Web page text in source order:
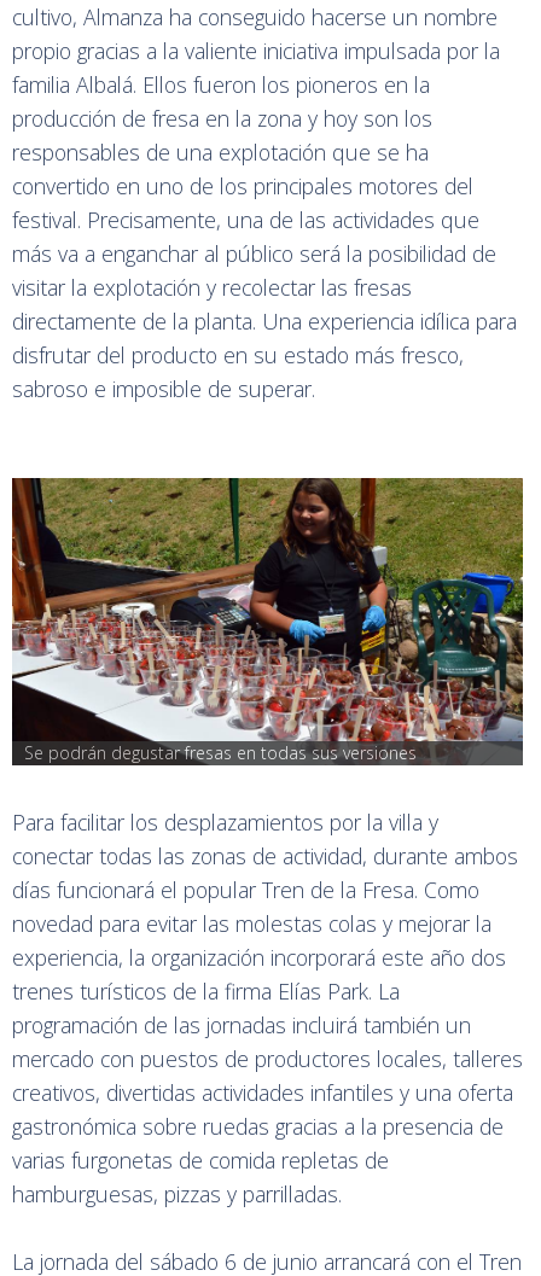
cultivo, Almanza ha conseguido hacerse un nombre
propio gracias a la valiente iniciativa impulsada por la
familia Albalá. Ellos fueron los pioneros en la
producción de fresa en la zona y hoy son los
responsables de una explotación que se ha
convertido en uno de los principales motores del
festival. Precisamente, una de las actividades que
más va a enganchar al público será la posibilidad de
visitar la explotación y recolectar las fresas
directamente de la planta. Una experiencia idílica para
disfrutar del producto en su estado más fresco,
sabroso e imposible de superar.
Se podrán degustar fresas en todas sus versiones
Para facilitar los desplazamientos por la villa y
conectar todas las zonas de actividad, durante ambos
días funcionará el popular Tren de la Fresa. Como
novedad para evitar las molestas colas y mejorar la
experiencia, la organización incorporará este año dos
trenes turísticos de la firma Elías Park. La
programación de las jornadas incluirá también un
mercado con puestos de productores locales, talleres
creativos, divertidas actividades infantiles y una oferta
gastronómica sobre ruedas gracias a la presencia de
varias furgonetas de comida repletas de
hamburguesas, pizzas y parrilladas.
La jornada del sábado 6 de junio arrancará con el Tren